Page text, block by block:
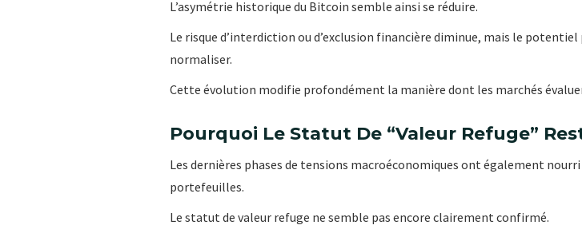
L’asymétrie historique du Bitcoin semble ainsi se réduire.
Le risque d’interdiction ou d’exclusion financière diminue, mais le
normaliser.
Cette évolution modifie profondément la manière dont les marchés
Pourquoi Le Statut De “valeur Refuge”
Les dernières phases de tensions macroéconomiques ont également
portefeuilles.
Le statut de valeur refuge ne semble pas encore clairement confirmé.